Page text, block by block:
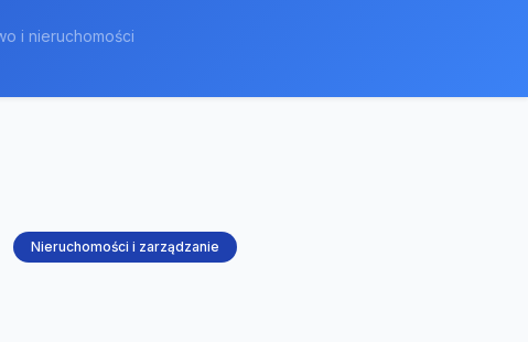
i nieruchomości
Nieruchomości i zarządzanie